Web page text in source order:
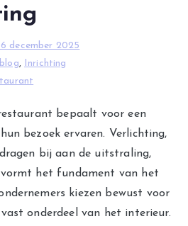
december 2025
,
Inrichting
bepaalt voor een
bezoek ervaren. Verlichting,
bij aan de uitstraling,
het fundament van het
kiezen bewust voor
onderdeel van het interieur.